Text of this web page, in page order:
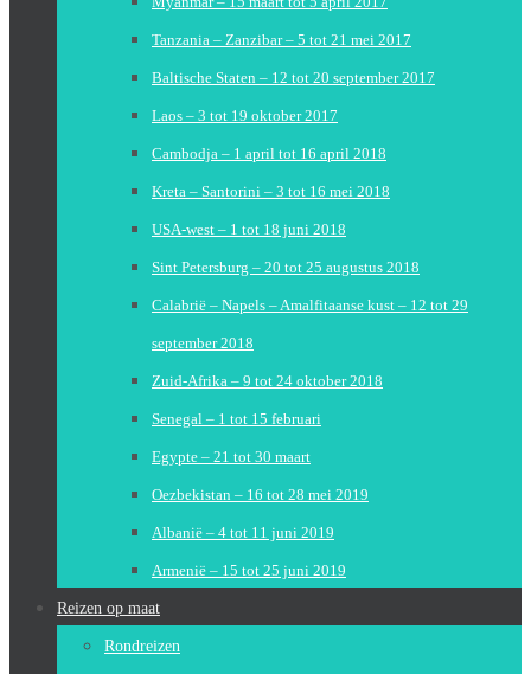
Tanzania – Zanzibar – 5 tot 21 mei 2017
Baltische Staten – 12 tot 20 september 2017
Laos – 3 tot 19 oktober 2017
Cambodja – 1 april tot 16 april 2018
Kreta – Santorini – 3 tot 16 mei 2018
USA-west – 1 tot 18 juni 2018
Sint Petersburg – 20 tot 25 augustus 2018
Calabrië – Napels – Amalfitaanse kust – 12 tot 29
september 2018
Zuid-Afrika – 9 tot 24 oktober 2018
Senegal – 1 tot 15 februari
Egypte – 21 tot 30 maart
Oezbekistan – 16 tot 28 mei 2019
Albanië – 4 tot 11 juni 2019
Armenië – 15 tot 25 juni 2019
Reizen op maat
Rondreizen